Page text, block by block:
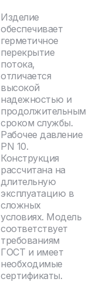
Изделие
обеспечивает
герметичное
перекрытие
потока,
отличается
высокой
надежностью и
продолжительным
сроком службы.
Рабочее давление
PN 10.
Конструкция
рассчитана на
длительную
эксплуатацию в
сложных
условиях. Модель
соответствует
требованиям
ГОСТ и имеет
необходимые
сертификаты.